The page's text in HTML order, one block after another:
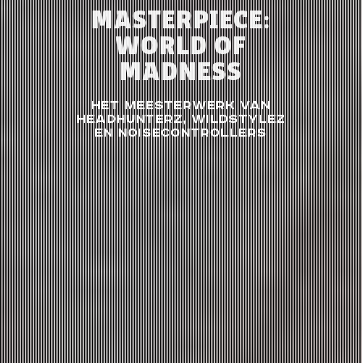
MASTERPIECE:
WORLD OF
MADNESS
Het meesterwerk van
Headhunterz, Wildstylez
en Noisecontrollers